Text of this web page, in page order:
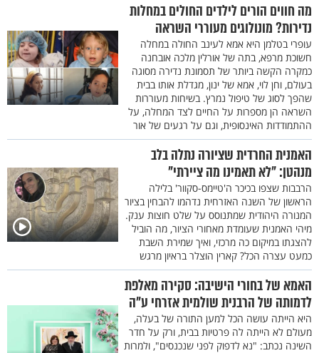
מה חווים הורים לילדים החולים במחלות
נדירות? מונולוגים מעוררי השראה
עופרי בטלמן היא אמא לעינב החולה במחלה
חשוכת מרפא, בתה של אורלין מלכה אובחנה
כמקרה הקשה ביותר של תסמונת נדירה מסוגה
בעולם, וחן לוי, אמא של ינון, מגדלת אותו בבית
שהפך לסוג של טיפול נמרץ. בשיחות מעוררות
השראה הן מספרות על החיים לצד המחלה, על
ההתמודדות האינסופית, וגם על רגעים של אור
האמנית החרדית שציורה נתלה בלב
מנהטן: "לא תאמינו מה ציירתי"
הרבבות שצפו בכיכר ה'טיימס-סקוור' בלילה
הראשון של השנה האזרחית נדהמו להבחין בציור
המנורה היהודית שמתנוסס על שלט חוצות ענק.
מיהי האמנית שעומדת מאחורי הציור, מה הוביל
להצגתו במיקום כה מרכזי, ואיך שמירת השבת
כמעט עצרה הכל? קארין הוצלר בראיון מרגש
האמא של בחורי הישיבה: סקירה מאלפת
לדמותה של הרבנית שולמית אזרחי ע"ה
היא הייתה עושה הכל למען התורה של בעלה,
מעולם לא הייתה לה פרטיות בבית, ורק על חדר
השינה נכתב: "נא לדפוק לפני שנכנסים", ולמרות